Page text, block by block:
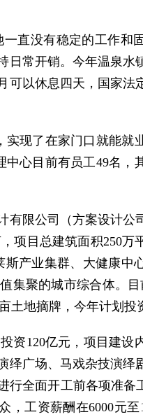
直没有稳定的工作和
日常开销。今年温泉水
以休息四天，国家法
现了在家门口就能就
心目前有员工49名，
限公司（方案设计公
项目总建筑面积250万
产业集群、大健康中
集聚的城市综合体。
土地摘牌，今年计划投
120亿元，项目建设
绎广场、马戏杂技演绎
行全面开工前各项准备
工资薪酬在6000元至